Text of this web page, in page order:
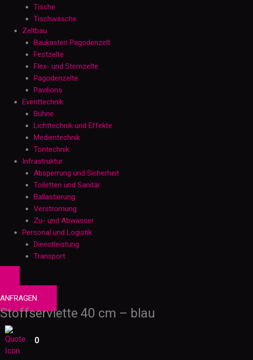
Tische
Tischwäsche
Zeltbau
Baukasten Pagodenzelt
Festzelte
Flex- und Sternzelte
Pagodenzelte
Pavilions
Eventtechnik
Bühne
Lichttechnik und Effekte
Medientechnik
Tontechnik
Infrastruktur
Absperrung und Sicherheit
Toiletten und Sanitär
Ballastierung
Verstromung
Zu- und Abwasser
Personal und Logistik
Dienstleistung
Transport
PRODUKTE
ANFRAGEN
Stoffserviette 40 cm – blau
0